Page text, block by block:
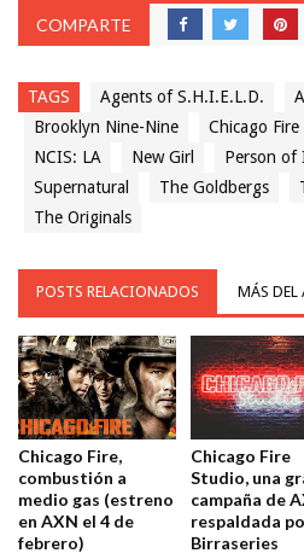
COMPARTE
TAGS Agents of S.H.I.E.L.D.
Brooklyn Nine-Nine
Chicago Fire
NCIS: LA
New Girl Person of
Supernatural
The Goldbergs
The Originals
POSTS RELACIONADOS MÁS DEL
Chicago Fire,
combustión a
medio gas (estreno
en AXN el 4 de
febrero)
Chicago Fire
Studio, una
campaña de
respaldada
Birraseries